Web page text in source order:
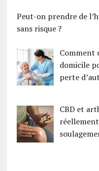
Peut-on prendre de
sans risque ?
Comment
domicile
perte
CBD et